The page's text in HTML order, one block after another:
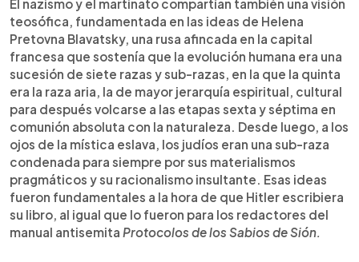
El nazismo y el martinato compartían también una visión
teosófica, fundamentada en las ideas de Helena
Pretovna Blavatsky, una rusa afincada en la capital
francesa que sostenía que la evolución humana era una
sucesión de siete razas y sub-razas, en la que la quinta
era la raza aria, la de mayor jerarquía espiritual, cultural
para después volcarse a las etapas sexta y séptima en
comunión absoluta con la naturaleza. Desde luego, a los
ojos de la mística eslava, los judíos eran una sub-raza
condenada para siempre por sus materialismos
pragmáticos y su racionalismo insultante. Esas ideas
fueron fundamentales a la hora de que Hitler escribiera
su libro, al igual que lo fueron para los redactores del
manual antisemita Protocolos de los Sabios de Sión.